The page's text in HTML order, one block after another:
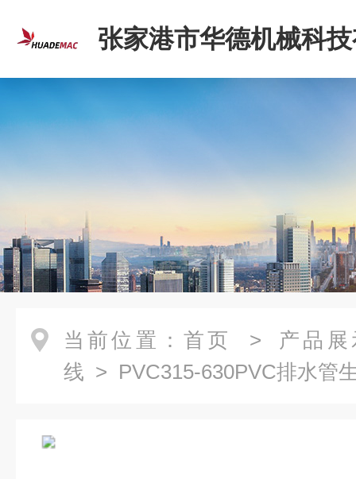
张家港市华德机械科
司
当前位置： 首页 > 产品展
线 > PVC315-630PVC排水管